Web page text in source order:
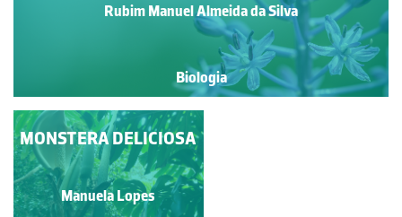
Rubim Manuel Almeida da Silva
Biologia
ALLIUM
AMPELOPRASUM L.
(ALHO-BRAVO)
Francisca Maria Fernandes
Mendonça de Carvalho
MONSTERA DELICIOSA
Manuela Lopes